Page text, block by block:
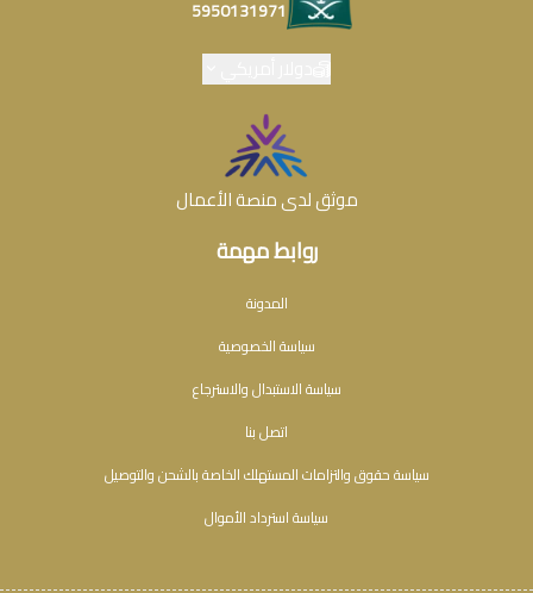
روابط مهمة
المدونة
سياسة الخصوصية
سياسة الاستبدال والاسترجاع
اتصل بنا
سياسة حقوق والتزامات المستهلك الخاصة بالشحن والتوصيل
سياسة استرداد الأموال
5950131971
موثق لدى منصة الأعمال